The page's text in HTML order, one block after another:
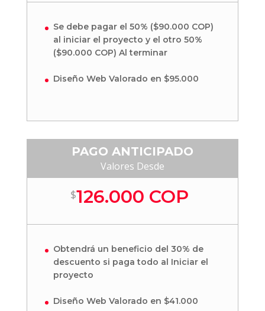
Se debe pagar el 50% ($90.000 COP)
al iniciar el proyecto y el otro 50%
($90.000 COP) Al terminar
Diseño Web Valorado en $95.000
PAGO ANTICIPADO
Valores Desde
$126.000 COP
Obtendrá un beneficio del 30% de
descuento si paga todo al Iniciar el
proyecto
Diseño Web Valorado en $41.000